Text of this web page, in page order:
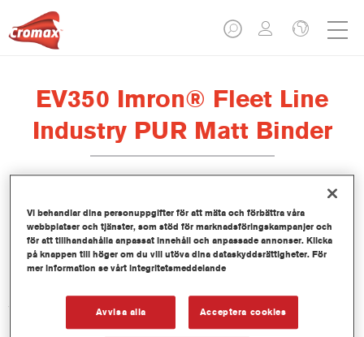
EV350 Imron® Fleet Line
Industry PUR Matt Binder
Produktfunktioner
3.5LT
Vi behandlar dina personuppgifter för att mäta och förbättra våra
webbplatser och tjänster, som stöd för marknadsföringskampanjer och
för att tillhandahålla anpassat innehåll och anpassade annonser. Klicka
på knappen till höger om du vill utöva dina dataskyddsrättigheter. För
mer information se vårt integritetsmeddelande
Avvisa alla Acceptera cookies